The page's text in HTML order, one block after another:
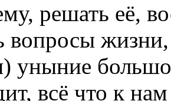
решать её,
вопросы
уныние
всё что к